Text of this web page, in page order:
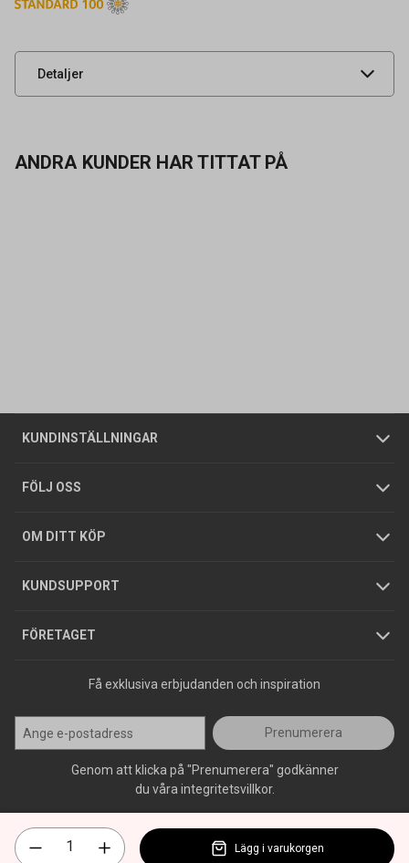
- Hank i nacken för b
Detaljer
Leverantörens
UNSPSC 53101800
ANDRA KUNDER HAR TITTAT PÅ
KUNDINSTÄLLNINGAR
Företagskund / Privatkund
FÖLJ OSS
OM DITT KÖP
Allmänna försäljningsvillkor
Integritetspolicy
GDPR
KUNDSUPPORT
Butiker
Foldrar och kataloger
Köpguider
Varumärken
FÖRETAGET
Om oss
Tjänster
Hållbarhet
Jobba hos oss
Press
Få exklusiva erbjudanden och inspiration
Prenumerera
Genom att klicka på "Prenumerera" godkänner
du våra integritetsvillkor.
Lägg i varukorgen